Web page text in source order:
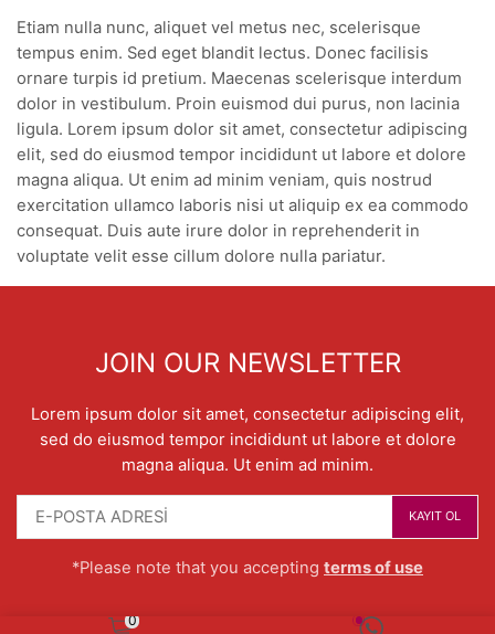
Etiam nulla nunc, aliquet vel metus nec, scelerisque
tempus enim. Sed eget blandit lectus. Donec facilisis
ornare turpis id pretium. Maecenas scelerisque interdum
dolor in vestibulum. Proin euismod dui purus, non lacinia
ligula. Lorem ipsum dolor sit amet, consectetur adipiscing
elit, sed do eiusmod tempor incididunt ut labore et dolore
magna aliqua. Ut enim ad minim veniam, quis nostrud
exercitation ullamco laboris nisi ut aliquip ex ea commodo
consequat. Duis aute irure dolor in reprehenderit in
voluptate velit esse cillum dolore nulla pariatur.
JOIN OUR NEWSLETTER
Lorem ipsum dolor sit amet, consectetur adipiscing elit,
sed do eiusmod tempor incididunt ut labore et dolore
magna aliqua. Ut enim ad minim.
*Please note that you accepting terms of use
0